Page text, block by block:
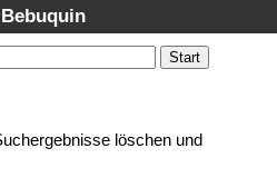
löschen und